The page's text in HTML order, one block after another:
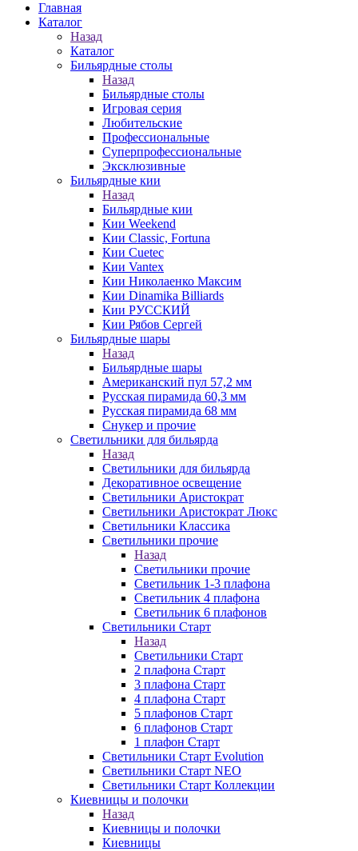
Главная
Каталог
Назад
Каталог
Бильярдные столы
Назад
Бильярдные столы
Игровая серия
Любительские
Профессиональные
Суперпрофессиональные
Эксклюзивные
Бильярдные кии
Назад
Бильярдные кии
Кии Weekend
Кии Classic, Fortuna
Кии Cuetec
Кии Vantex
Кии Николаенко Максим
Кии Dinamika Billiards
Кии РУССКИЙ
Кии Рябов Сергей
Бильярдные шары
Назад
Бильярдные шары
Американский пул 57,2 мм
Русская пирамида 60,3 мм
Русская пирамида 68 мм
Снукер и прочие
Светильники для бильярда
Назад
Светильники для бильярда
Декоративное освещение
Светильники Аристократ
Светильники Аристократ Люкс
Светильники Классика
Светильники прочие
Назад
Светильники прочие
Светильник 1-3 плафона
Светильник 4 плафона
Светильник 6 плафонов
Светильники Старт
Назад
Светильники Старт
2 плафона Старт
3 плафона Старт
4 плафона Старт
5 плафонов Старт
6 плафонов Старт
1 плафон Старт
Светильники Старт Evolution
Светильники Старт NEO
Светильники Старт Коллекции
Киевницы и полочки
Назад
Киевницы и полочки
Киевницы